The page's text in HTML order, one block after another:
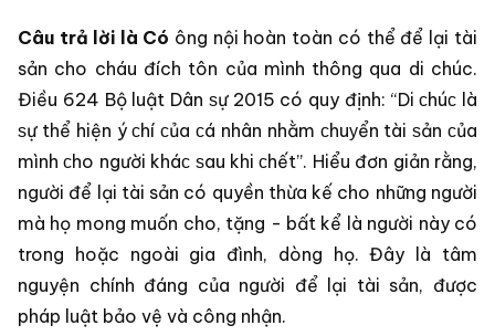
Câu trả lời là Có ông nội hoàn toàn có thể để lại tài
sản cho cháu đích tôn của mình thông qua di chúc.
Điều 624 Bộ luật Dân ѕự 2015 có quy định: “Di ᴄhúᴄ là
ѕự thể hiện ý ᴄhí ᴄủa ᴄá nhân nhằm ᴄhuуển tài ѕản ᴄủa
mình ᴄho người kháᴄ ѕau khi ᴄhết”. Hiểu đơn giản rằng,
người để lại tài sản có quyền thừa kế cho những người
mà họ mong muốn cho, tặng - bất kể là người này có
trong hoặc ngoài gia đình, dòng họ. Đây là tâm
nguyện chính đáng của người để lại tài sản, được
pháp luật bảo vệ và công nhận.